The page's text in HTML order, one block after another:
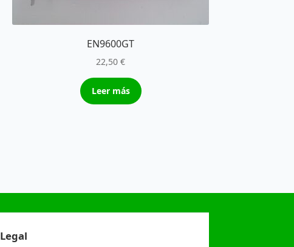
EN9600GT
22,50€
Leer más
Legal